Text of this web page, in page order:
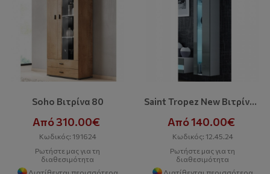
Soho Βιτρίνα 80
Από 310.00€
Κωδικός: 191624
Ρωτήστε μας για τη
διαθεσιμότητα
Διατίθενται περισσότερα
Saint Tropez New Βιτρίνα 180
Από 140.00€
Κωδικός: 12.45.24
Ρωτήστε μας για τη
διαθεσιμότητα
Διατίθενται περισσότερα